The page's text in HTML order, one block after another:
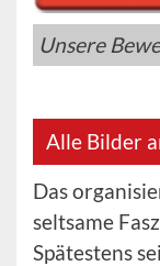
Unsere
Alle Bilder
Das
seltsame
Spätestens